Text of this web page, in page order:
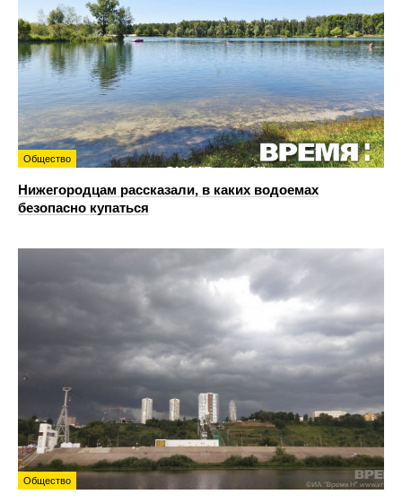
Общество
Нижегородцам рассказали, в каких водоемах
безопасно купаться
Общество